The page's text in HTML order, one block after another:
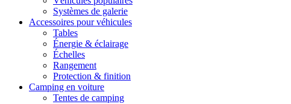
Systèmes de galerie
Accessoires pour véhicules
Tables
Énergie & éclairage
Échelles
Rangement
Protection & finition
Camping en voiture
Tentes de camping